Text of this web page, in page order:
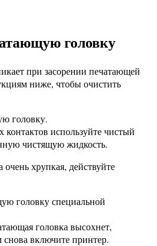
головку
при засорении печатающей
ниже, чтобы очистить
головку.
контактов используйте чистый
чистящую жидкость.
хрупкая, действуйте
головку специальной
головка высохнет,
снова включите принтер.